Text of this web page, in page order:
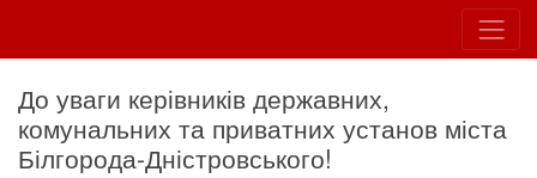
До уваги керівників державних,
комунальних та приватних установ міста
Білгорода-Дністровського!